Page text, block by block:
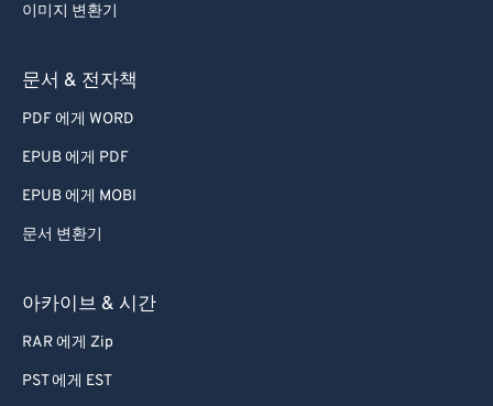
이미지 변환기
문서 & 전자책
PDF 에게 WORD
EPUB 에게 PDF
EPUB 에게 MOBI
문서 변환기
아카이브 & 시간
RAR 에게 Zip
PST 에게 EST